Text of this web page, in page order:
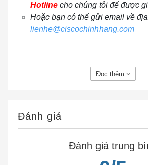
Hotline cho chúng tôi để được
Hoặc bạn có thể gửi email về
lienhe@ciscochinhhang.com
CẢNH BÁO VỀ THIẾT BỊ
hàng chính hãng và hàng trôi nổi
AIM-TPO-1cũng không phải là
Đọc thêm
Đánh giá
Đánh giá trung